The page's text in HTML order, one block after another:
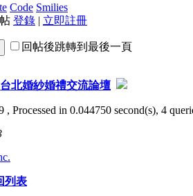
Code Smilies
登錄 | 立即註冊
回帖後跳轉到最後一頁
台北婚紗婚禮交流論壇
, Processed in 0.044750 second(s), 4
列表